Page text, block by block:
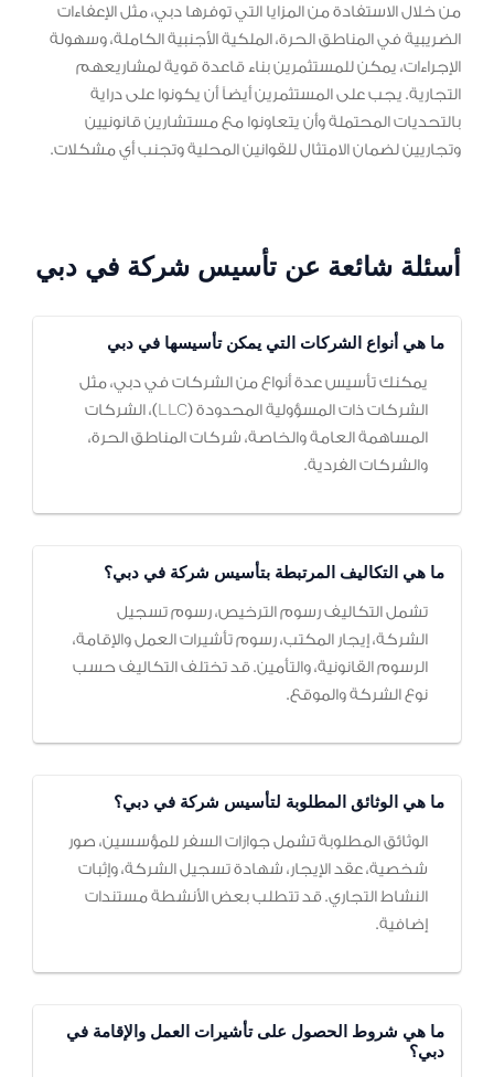
من خلال الاستفادة من المزايا التي توفرها دبي، مثل الإعفاءات
الضريبية في المناطق الحرة، الملكية الأجنبية الكاملة، وسهولة
الإجراءات، يمكن للمستثمرين بناء قاعدة قوية لمشاريعهم
التجارية. يجب على المستثمرين أيضاً أن يكونوا على دراية
بالتحديات المحتملة وأن يتعاونوا مع مستشارين قانونيين
وتجاريين لضمان الامتثال للقوانين المحلية وتجنب أي مشكلات.
أسئلة شائعة عن تأسيس شركة في دبي
ما هي أنواع الشركات التي يمكن تأسيسها في دبي
يمكنك تأسيس عدة أنواع من الشركات في دبي، مثل
الشركات ذات المسؤولية المحدودة (LLC)، الشركات
المساهمة العامة والخاصة، شركات المناطق الحرة،
والشركات الفردية.
ما هي التكاليف المرتبطة بتأسيس شركة في دبي؟
تشمل التكاليف رسوم الترخيص، رسوم تسجيل
الشركة، إيجار المكتب، رسوم تأشيرات العمل والإقامة،
الرسوم القانونية، والتأمين. قد تختلف التكاليف حسب
نوع الشركة والموقع.
ما هي الوثائق المطلوبة لتأسيس شركة في دبي؟
الوثائق المطلوبة تشمل جوازات السفر للمؤسسين، صور
شخصية، عقد الإيجار، شهادة تسجيل الشركة، وإثبات
النشاط التجاري. قد تتطلب بعض الأنشطة مستندات
إضافية.
ما هي شروط الحصول على تأشيرات العمل والإقامة في
دبي؟